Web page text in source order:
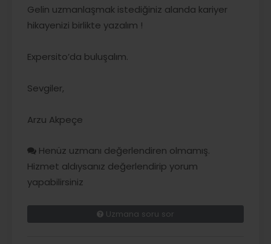
Gelin uzmanlaşmak istediğiniz alanda kariyer
hikayenizi birlikte yazalım !
Expersito’da buluşalım.
Sevgiler,
Arzu Akpeçe
Henüz uzmanı değerlendiren olmamış.
Hizmet aldıysanız değerlendirip yorum
yapabilirsiniz
Uzmana soru sor